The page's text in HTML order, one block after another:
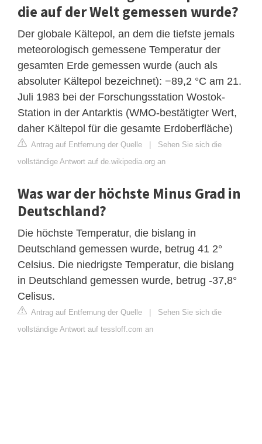
die auf der Welt gemessen wurde?
Der globale Kältepol, an dem die tiefste jemals
meteorologisch gemessene Temperatur der
gesamten Erde gemessen wurde (auch als
absoluter Kältepol bezeichnet): −89,2 °C am 21.
Juli 1983 bei der Forschungsstation Wostok-
Station in der Antarktis (WMO-bestätigter Wert,
daher Kältepol für die gesamte Erdoberfläche)
Antrag auf Entfernung der Quelle | Sehen Sie sich die
vollständige Antwort auf de.wikipedia.org an
Was war der höchste Minus Grad in
Deutschland?
Die höchste Temperatur, die bislang in
Deutschland gemessen wurde, betrug 41 2°
Celsius. Die niedrigste Temperatur, die bislang
in Deutschland gemessen wurde, betrug -37,8°
Celisus.
Antrag auf Entfernung der Quelle | Sehen Sie sich die
vollständige Antwort auf tessloff.com an